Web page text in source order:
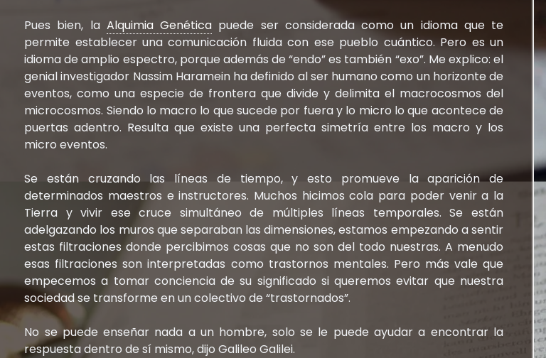
Pues bien, la Alquimia Genética puede ser considerada como un idioma que te
permite establecer una comunicación fluida con ese pueblo cuántico. Pero es un
idioma de amplio espectro, porque además de “endo” es también “exo”. Me explico: el
genial investigador Nassim Haramein ha definido al ser humano como un horizonte de
eventos, como una especie de frontera que divide y delimita el macrocosmos del
microcosmos. Siendo lo macro lo que sucede por fuera y lo micro lo que acontece de
puertas adentro. Resulta que existe una perfecta simetría entre los macro y los
micro eventos.
Se están cruzando las líneas de tiempo, y esto promueve la aparición de
determinados maestros e instructores. Muchos hicimos cola para poder venir a la
Tierra y vivir ese cruce simultáneo de múltiples líneas temporales. Se están
adelgazando los muros que separaban las dimensiones, estamos empezando a sentir
estas filtraciones donde percibimos cosas que no son del todo nuestras. A menudo
esas filtraciones son interpretadas como trastornos mentales. Pero más vale que
empecemos a tomar conciencia de su significado si queremos evitar que nuestra
sociedad se transforme en un colectivo de “trastornados”.
No se puede enseñar nada a un hombre, solo se le puede ayudar a encontrar la
respuesta dentro de sí mismo, dijo Galileo Galilei.